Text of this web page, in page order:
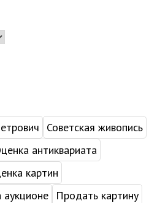
Советская живопись
антиквариата
картин
Продать картину